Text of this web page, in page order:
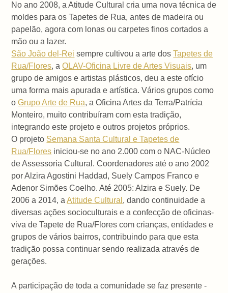
No ano 2008, a Atitude Cultural cria uma nova técnica de
moldes para os Tapetes de Rua, antes de madeira ou
papelão, agora com lonas ou carpetes finos cortados a
mão ou a lazer.
São João del-Rei sempre cultivou a arte dosTapetes de
Rua/Flores, aOLAV-Oficina Livre de Artes Visuais, um
grupo de amigos e artistas plásticos, deu a este ofício
uma forma mais apurada e artística. Vários grupos como
oGrupo Arte de Rua, a Oficina Artes da Terra/Patrícia
Monteiro, muito contribuíram com esta tradição,
integrando este projeto e outros projetos próprios.
O projeto Semana Santa Cultural e Tapetes de
Rua/Flores iniciou-se no ano 2.000 com o NAC-Núcleo
de Assessoria Cultural. Coordenadores até o ano 2002
por Alzira Agostini Haddad, Suely Campos Franco e
Adenor Simões Coelho. Até 2005: Alzira e Suely. De
2006 a 2014, aAtitude Cultural , dando continuidade a
diversas ações socioculturais e a confecção de oficinas-
viva de Tapete de Rua/Flores com crianças, entidades e
grupos de vários bairros, contribuindo para que esta
tradição possa continuar sendo realizada através de
gerações.
A participação de toda a comunidade se faz presente -